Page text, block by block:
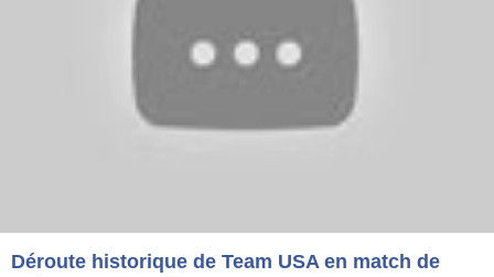
Déroute historique de Team USA en match de